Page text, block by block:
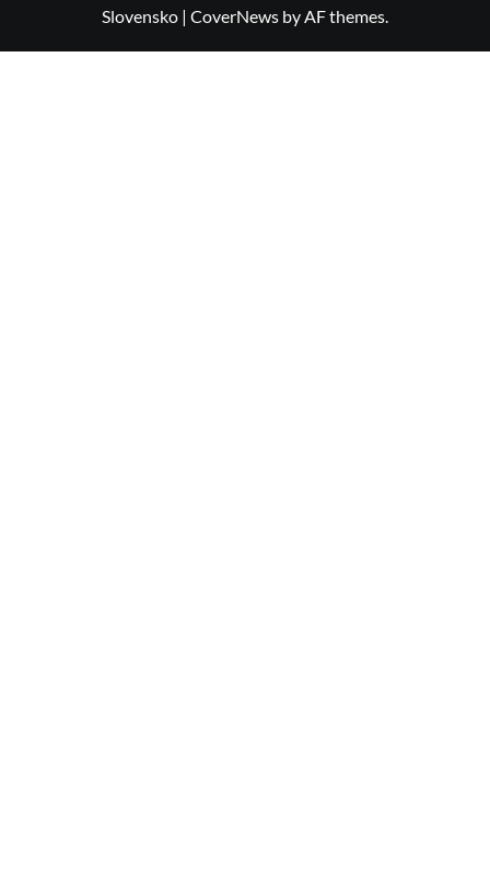
Slovensko | CoverNews by AF themes.